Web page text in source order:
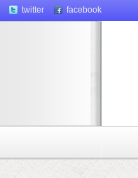
twitter facebook